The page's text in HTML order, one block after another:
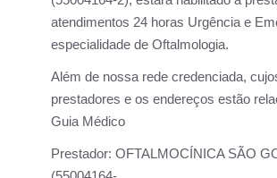
atendimentos 24 horas Urgência e
especialidade de Oftalmologia.
Além de nossa rede credenciada,
prestadores e os endereços estão
Guia Médico
Prestador: OFTALMOCÍNICA SÃO